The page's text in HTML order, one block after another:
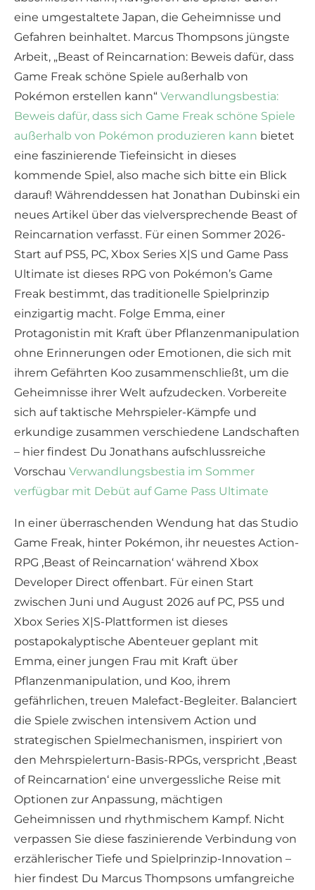
eine umgestaltete Japan, die Geheimnisse und
Gefahren beinhaltet. Marcus Thompsons jüngste
Arbeit, „Beast of Reincarnation: Beweis dafür, dass
Game Freak schöne Spiele außerhalb von
Pokémon erstellen kann“ Verwandlungsbestia:
Beweis dafür, dass sich Game Freak schöne Spiele
außerhalb von Pokémon produzieren kann bietet
eine faszinierende Tiefeinsicht in dieses
kommende Spiel, also mache sich bitte ein Blick
darauf! Währenddessen hat Jonathan Dubinski ein
neues Artikel über das vielversprechende Beast of
Reincarnation verfasst. Für einen Sommer 2026-
Start auf PS5, PC, Xbox Series X|S und Game Pass
Ultimate ist dieses RPG von Pokémon’s Game
Freak bestimmt, das traditionelle Spielprinzip
einzigartig macht. Folge Emma, einer
Protagonistin mit Kraft über Pflanzenmanipulation
ohne Erinnerungen oder Emotionen, die sich mit
ihrem Gefährten Koo zusammenschließt, um die
Geheimnisse ihrer Welt aufzudecken. Vorbereite
sich auf taktische Mehrspieler-Kämpfe und
erkundige zusammen verschiedene Landschaften
– hier findest Du Jonathans aufschlussreiche
Vorschau Verwandlungsbestia im Sommer
verfügbar mit Debüt auf Game Pass Ultimate
In einer überraschenden Wendung hat das Studio
Game Freak, hinter Pokémon, ihr neuestes Action-
RPG ‚Beast of Reincarnation‘ während Xbox
Developer Direct offenbart. Für einen Start
zwischen Juni und August 2026 auf PC, PS5 und
Xbox Series X|S-Plattformen ist dieses
postapokalyptische Abenteuer geplant mit
Emma, einer jungen Frau mit Kraft über
Pflanzenmanipulation, und Koo, ihrem
gefährlichen, treuen Malefact-Begleiter. Balanciert
die Spiele zwischen intensivem Action und
strategischen Spielmechanismen, inspiriert von
den Mehrspielerturn-Basis-RPGs, verspricht ‚Beast
of Reincarnation‘ eine unvergessliche Reise mit
Optionen zur Anpassung, mächtigen
Geheimnissen und rhythmischem Kampf. Nicht
verpassen Sie diese faszinierende Verbindung von
erzählerischer Tiefe und Spielprinzip-Innovation –
hier findest Du Marcus Thompsons umfangreiche